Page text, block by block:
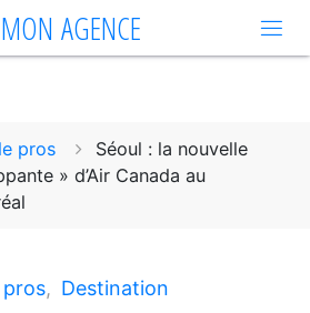
MON AGENCE
pros
Séoul : la nouvelle
» d’Air Canada au
pros, Destination